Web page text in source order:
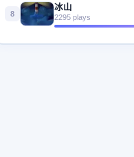
8
冰山
2295 plays